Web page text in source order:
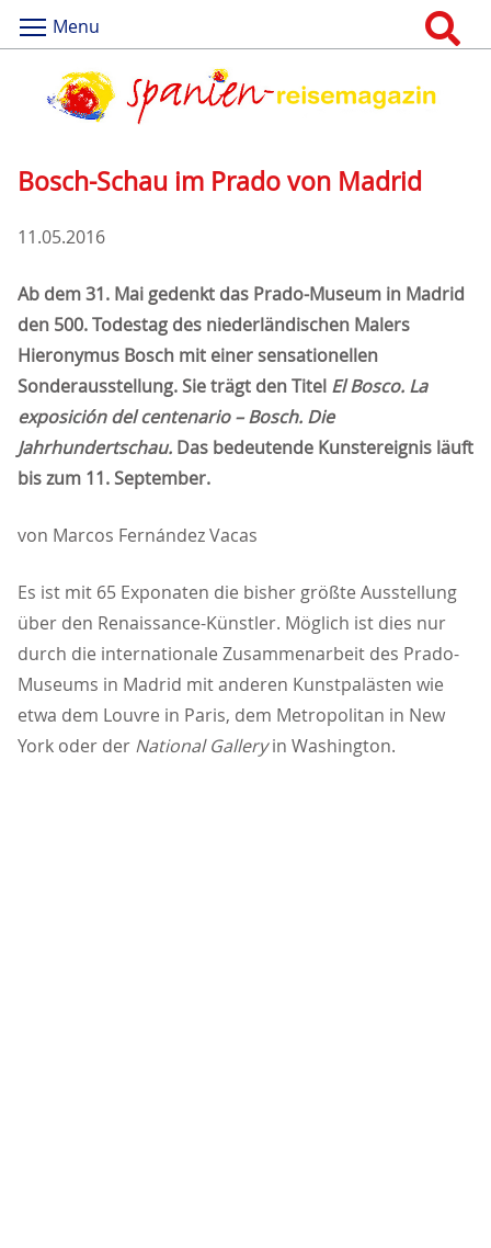
Menu
Bosch-Schau im Prado von Madrid
11.05.2016
Ab dem 31. Mai gedenkt das Prado-Museum in Madrid
den 500. Todestag des niederländischen Malers
Hieronymus Bosch mit einer sensationellen
Sonderausstellung. Sie trägt den Titel El Bosco. La
exposición del centenario – Bosch. Die
Jahrhundertschau. Das bedeutende Kunstereignis läuft
bis zum 11. September.
von Marcos Fernández Vacas
Es ist mit 65 Exponaten die bisher größte Ausstellung
über den Renaissance-Künstler. Möglich ist dies nur
durch die internationale Zusammenarbeit des Prado-
Museums in Madrid mit anderen Kunstpalästen wie
etwa dem Louvre in Paris, dem Metropolitan in New
York oder der National Galleryin Washington.